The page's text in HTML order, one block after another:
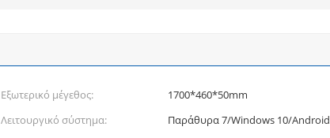
Εξωτερικό μέγεθος:
1700*460*50mm
Λειτουργικό σύστημα:
Παράθυρα 7/Windows 10/Android